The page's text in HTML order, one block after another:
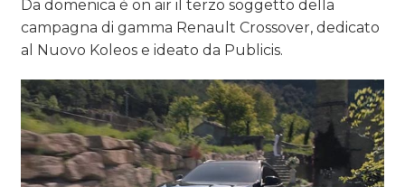
Da domenica è on air il terzo soggetto della
campagna di gamma Renault Crossover, dedicato
al Nuovo Koleos e ideato da Publicis.